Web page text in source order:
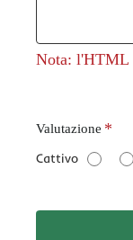
Nota: l'HTML
V
l
t
Valutazione
Cattivo